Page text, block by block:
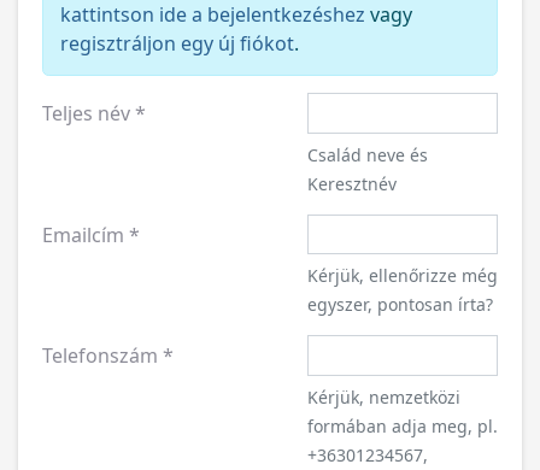
kattintson ide a bejelentkezéshez vagy
regisztráljon egy új fiókot.
Teljes név*
Család neve és
Keresztnév
Emailcím *
Kérjük, ellenőrizze még
egyszer, pontosan írta?
Telefonszám *
Kérjük, nemzetközi
formában adja meg, pl.
+36301234567,